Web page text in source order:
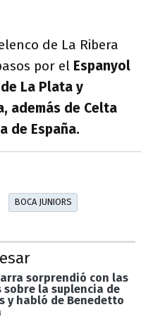
de La Ribera
por el Espanyol
La Plata y
además de Celta
de España.
BOCA JUNIORS
sorprendió con las
sobre la suplencia de
y habló de Benedetto